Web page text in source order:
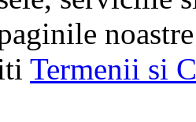
Termenii si